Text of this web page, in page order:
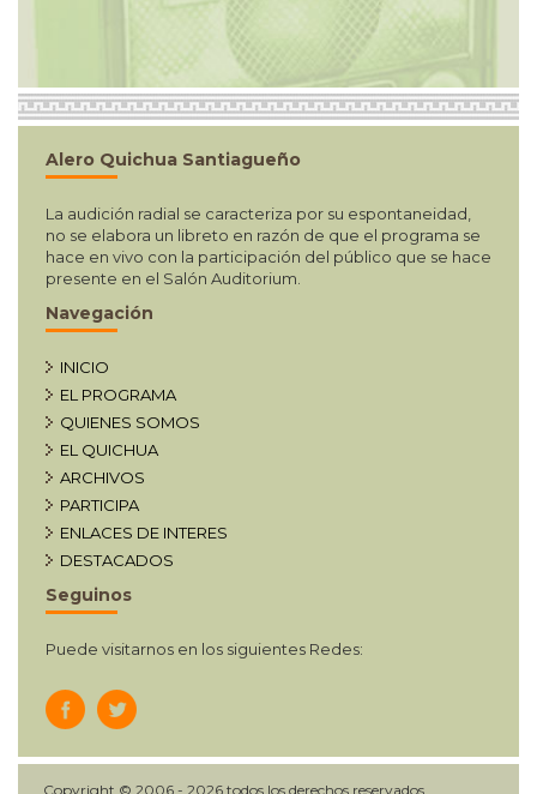
Alero Quichua Santiagueño
La audición radial se caracteriza por su espontaneidad,
no se elabora un libreto en razón de que el programa se
hace en vivo con la participación del público que se hace
presente en el Salón Auditorium.
Navegación
INICIO
EL PROGRAMA
QUIENES SOMOS
EL QUICHUA
ARCHIVOS
PARTICIPA
ENLACES DE INTERES
DESTACADOS
Seguinos
Puede visitarnos en los siguientes Redes:
Copyright © 2006 - 2026 todos los derechos reservados.